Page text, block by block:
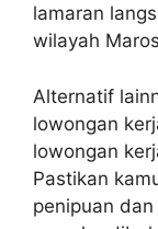
lamaran
wilayah
Alternatif
lowongan
lowongan
Pastikan
penipuan